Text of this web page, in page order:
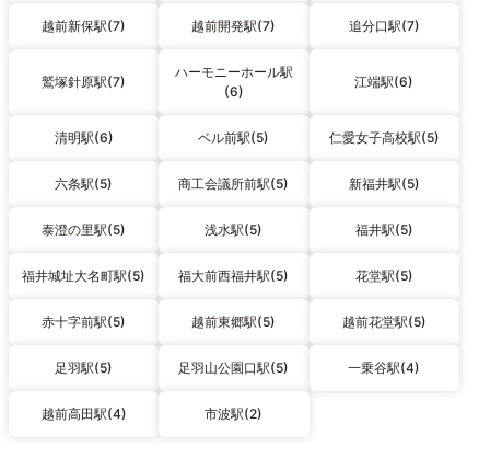
越前新保駅(7) 越前開発駅(7) 追分口駅(7)
鷲塚針原駅(7)
ハーモニーホール駅
(6)
江端駅(6)
清明駅(6) ベル前駅(5) 仁愛女子高校駅(5)
六条駅(5) 商工会議所前駅(5) 新福井駅(5)
泰澄の里駅(5) 浅水駅(5) 福井駅(5)
福井城址大名町駅(5) 福大前西福井駅(5) 花堂駅(5)
赤十字前駅(5) 越前東郷駅(5) 越前花堂駅(5)
足羽駅(5) 足羽山公園口駅(5) 一乗谷駅(4)
越前高田駅(4) 市波駅(2)